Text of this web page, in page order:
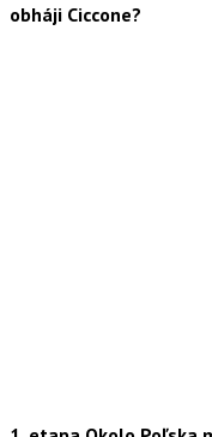
obháji Ciccone?